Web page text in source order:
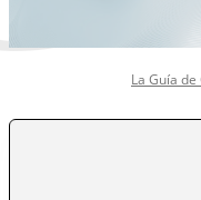
La Guía de